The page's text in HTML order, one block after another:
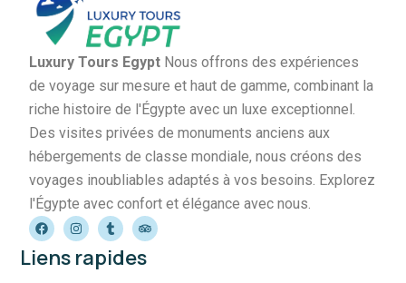
Luxury Tours Egypt Nous offrons des expériences
de voyage sur mesure et haut de gamme, combinant la
riche histoire de l'Égypte avec un luxe exceptionnel.
Des visites privées de monuments anciens aux
hébergements de classe mondiale, nous créons des
voyages inoubliables adaptés à vos besoins. Explorez
l'Égypte avec confort et élégance avec nous.
Liens rapides